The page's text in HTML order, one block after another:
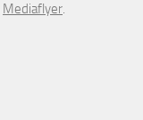
Mediaflyer.